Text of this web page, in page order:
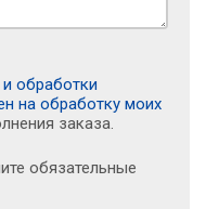
обработки
на обработку моих
заказа.
обязательные